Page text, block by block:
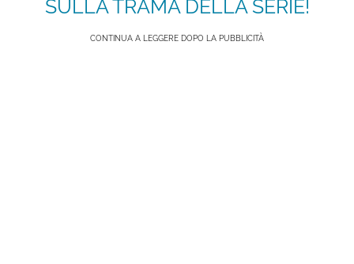
SULLA TRAMA DELLA SERIE!
CONTINUA A LEGGERE DOPO LA PUBBLICITÀ